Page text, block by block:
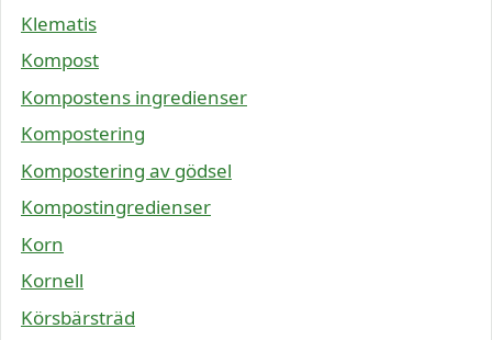
Klematis
Kompost
Kompostens ingredienser
Kompostering
Kompostering av gödsel
Kompostingredienser
Korn
Kornell
Körsbärsträd